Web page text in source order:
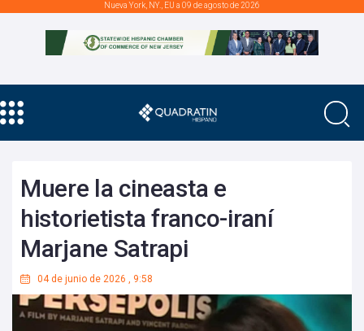
Nueva York, NY., EU a 09 de agosto de 2026
Muere la cineasta e
historietista franco-iraní
Marjane Satrapi
04 de junio de 2026 , 9:58